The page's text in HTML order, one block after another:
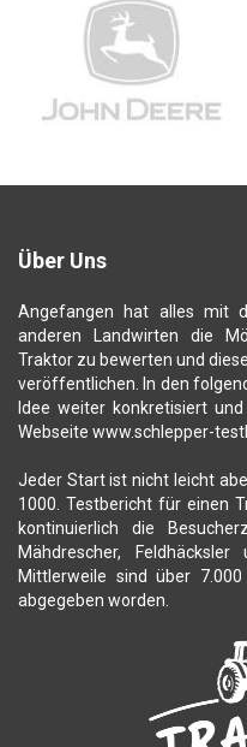
Über Uns
Angefangen hat alles mit
anderen Landwirten die
Traktor zu bewerten und
veröffentlichen. In den
Idee weiter konkretisiert
Webseite www.schlepper-
Jeder Start ist nicht leicht
1000. Testbericht für einen
kontinuierlich die
Mähdrescher,
Mittlerweile sind über
abgegeben worden.